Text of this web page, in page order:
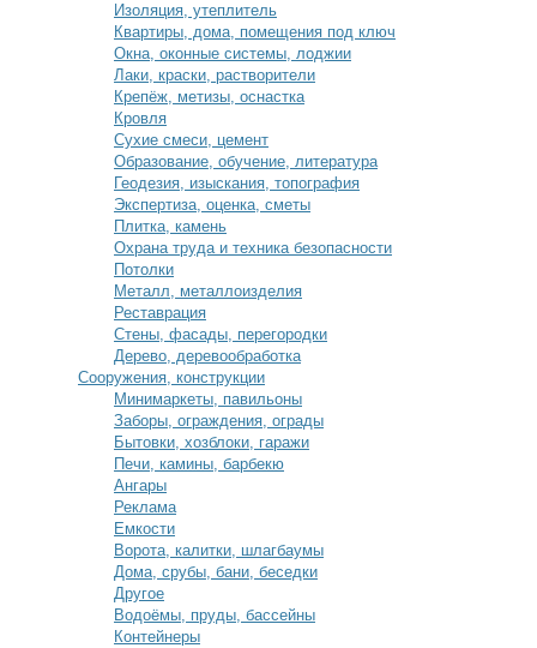
Изоляция, утеплитель
Квартиры, дома, помещения под ключ
Окна, оконные системы, лоджии
Лаки, краски, растворители
Крепёж, метизы, оснастка
Кровля
Сухие смеси, цемент
Образование, обучение, литература
Геодезия, изыскания, топография
Экспертиза, оценка, сметы
Плитка, камень
Охрана труда и техника безопасности
Потолки
Металл, металлоизделия
Реставрация
Стены, фасады, перегородки
Дерево, деревообработка
Сооружения, конструкции
Минимаркеты, павильоны
Заборы, ограждения, ограды
Бытовки, хозблоки, гаражи
Печи, камины, барбекю
Ангары
Реклама
Емкости
Ворота, калитки, шлагбаумы
Дома, срубы, бани, беседки
Другое
Водоёмы, пруды, бассейны
Контейнеры